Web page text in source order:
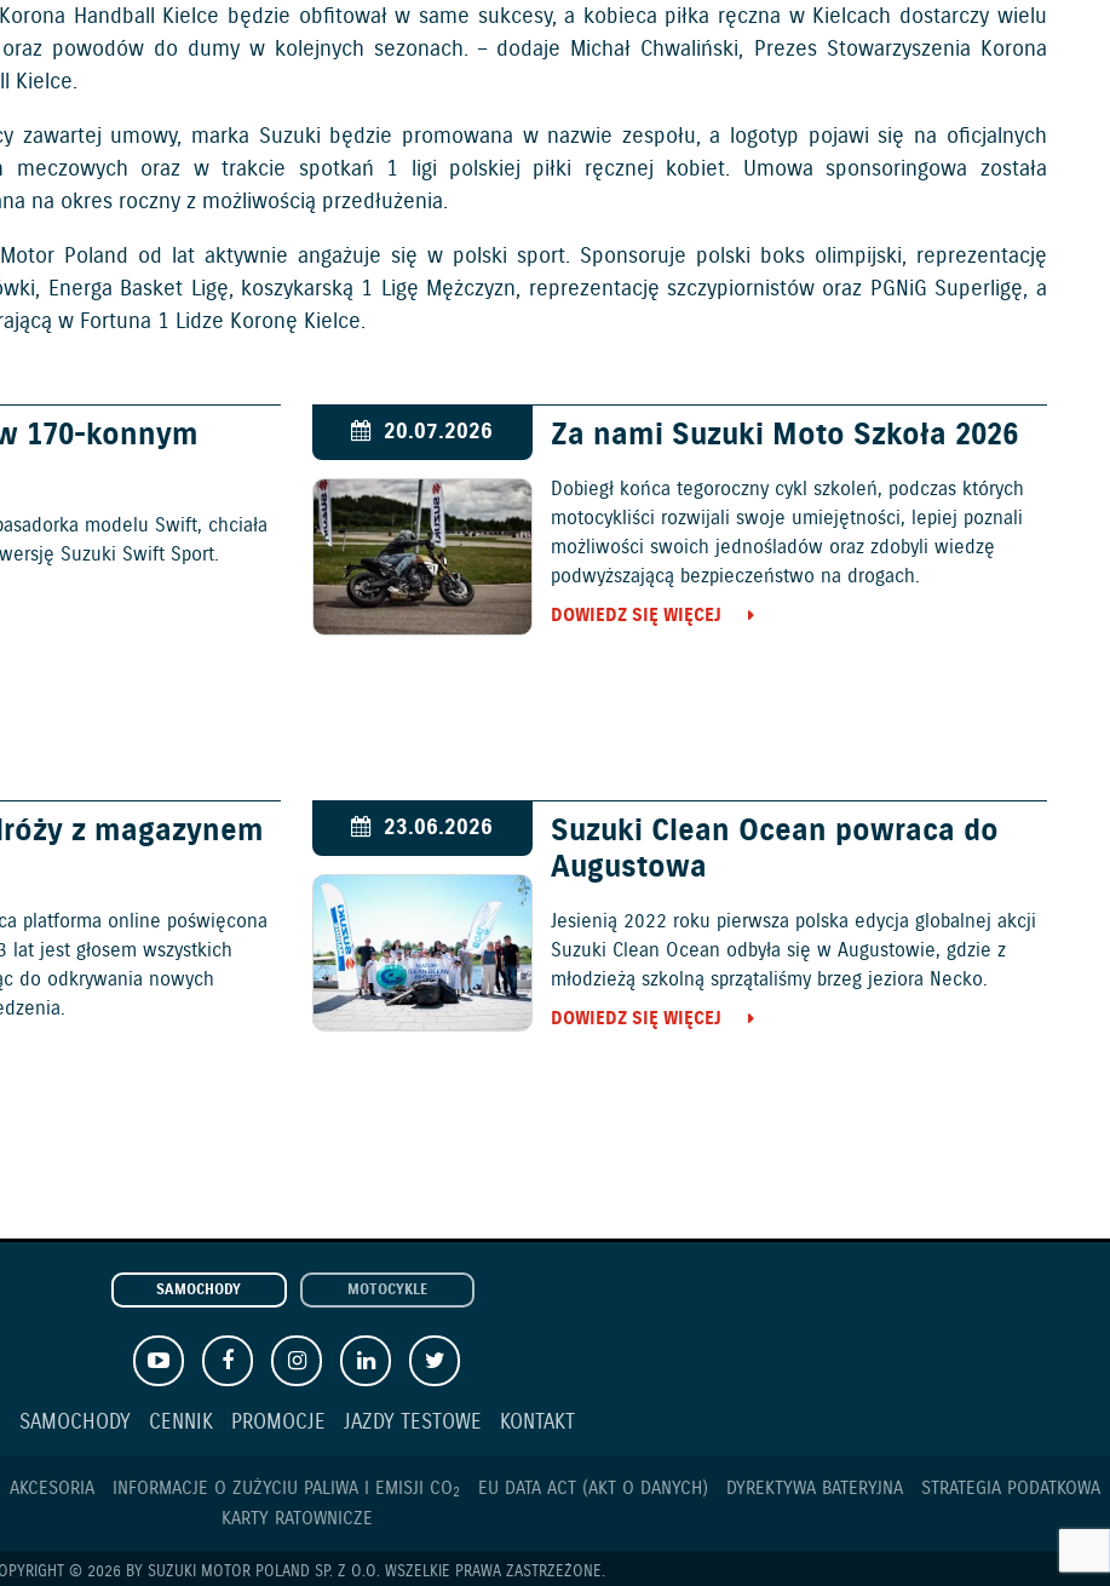
Handball Kielce będzie obfitował w same sukcesy, a kobieca piłka ręczna w Kielcach dostarczy wielu
powodów do dumy w kolejnych sezonach. – dodaje Michał Chwaliński, Prezes Stowarzyszenia Korona
Kielce.
zawartej umowy, marka Suzuki będzie promowana w nazwie zespołu, a logotyp pojawi się na oficjalnych
meczowych oraz w trakcie spotkań 1 ligi polskiej piłki ręcznej kobiet. Umowa sponsoringowa została
na okres roczny z możliwością przedłużenia.
Poland od lat aktywnie angażuje się w polski sport. Sponsoruje polski boks olimpijski, reprezentację
Energa Basket Ligę, koszykarską 1 Ligę Mężczyzn, reprezentację szczypiornistów oraz PGNiG Superligę, a
w Fortuna 1 Lidze Koronę Kielce.
170-konnym
modelu Swift, chciała
Suzuki Swift Sport.
20.07.2026 Za nami Suzuki Moto Szkoła 2026
Dobiegł końca tegoroczny cykl szkoleń, podczas których
motocykliści rozwijali swoje umiejętności, lepiej poznali
możliwości swoich jednośladów oraz zdobyli wiedzę
podwyższającą bezpieczeństwo na drogach.
DOWIEDZ SIĘ WIĘCEJ
z magazynem
platforma online poświęcona
jest głosem wszystkich
do odkrywania nowych
23.06.2026
Suzuki Clean Ocean powraca do
Augustowa
Jesienią 2022 roku pierwsza polska edycja globalnej akcji
Suzuki Clean Ocean odbyła się w Augustowie, gdzie z
młodzieżą szkolną sprzątaliśmy brzeg jeziora Necko.
DOWIEDZ SIĘ WIĘCEJ
SAMOCHODY MOTOCYKLE
SAMOCHODY CENNIK PROMOCJE JAZDY TESTOWE KONTAKT
AKCESORIA INFORMACJE O ZUŻYCIU PALIWA I EMISJI CO2 EU DATA ACT (AKT O DANYCH) DYREKTYWA BATERYJNA
STRATEGIA PODATKOWA
KARTY RATOWNICZE
© 2026 BY SUZUKI MOTOR POLAND SP. Z O.O. WSZELKIE PRAWA ZASTRZEŻONE.